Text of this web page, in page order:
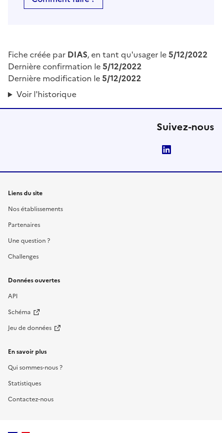
Fiche créée par DIAS, en tant qu'usager le5/12/2022
Dernière confirmation le5/12/2022
Dernière modification le5/12/2022
Voir l'historique
Suivez-nous
Liens du site
Nos établissements
Partenaires
Une question ?
Challenges
Données ouvertes
API
Schéma
Jeu de données
En savoir plus
Qui sommes-nous ?
Statistiques
Contactez-nous